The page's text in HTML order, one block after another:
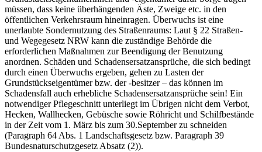
müssen, dass keine überhängenden Äste, Zweige etc. in den
öffentlichen Verkehrsraum hineinragen. Überwuchs ist eine
unerlaubte Sondernutzung des Straßenraums: Laut § 22 Straßen-
und Wegegesetz NRW kann die zuständige Behörde die
erforderlichen Maßnahmen zur Beendigung der Benutzung
anordnen. Schäden und Schadensersatzansprüche, die sich bedingt
durch einen Überwuchs ergeben, gehen zu Lasten der
Grundstückseigentümer bzw. der -besitzer – das können im
Schadensfall auch erhebliche Schadensersatzansprüche sein! Ein
notwendiger Pflegeschnitt unterliegt im Übrigen nicht dem Verbot,
Hecken, Wallhecken, Gebüsche sowie Röhricht und Schilfbestände
in der Zeit vom 1. März bis zum 30.September zu schneiden
(Paragraph 64 Abs. 1 Landschaftsgesetz bzw. Paragraph 39
Bundesnaturschutzgesetz Absatz (2)).